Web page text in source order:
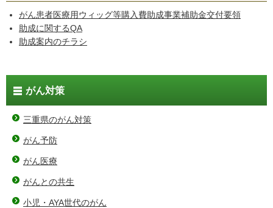
がん患者医療用ウィッグ等購入費助成事業補助金交付要領
助成に関するQA
助成案内のチラシ
がん対策
三重県のがん対策
がん予防
がん医療
がんとの共生
小児・AYA世代のがん